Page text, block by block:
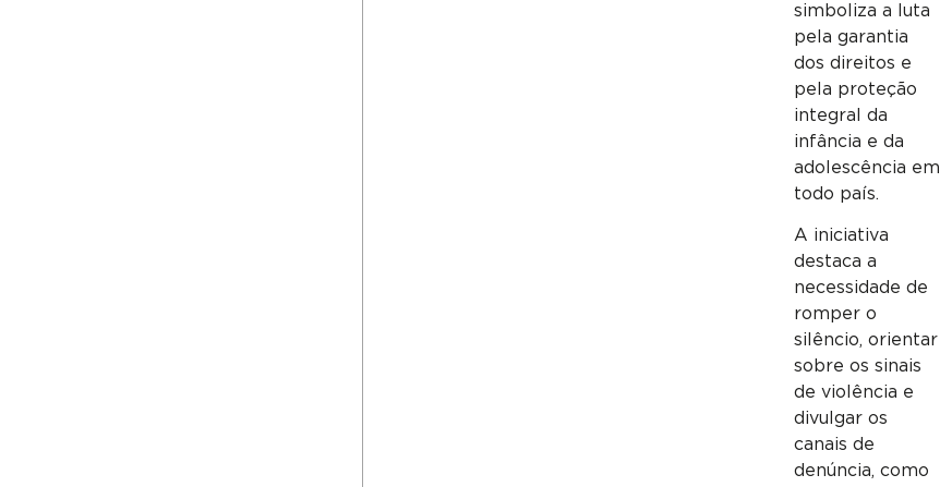
simboliza a luta
pela garantia
dos direitos e
pela proteção
integral da
infância e da
adolescência em
todo país.
A iniciativa
destaca a
necessidade de
romper o
silêncio, orientar
sobre os sinais
de violência e
divulgar os
canais de
denúncia, como